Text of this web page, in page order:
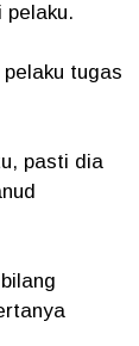
pelaku.
tugas
pasti dia